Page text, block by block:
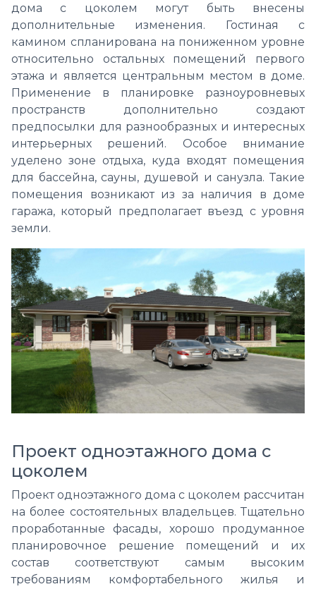
дома с цоколем могут быть внесены
дополнительные изменения. Гостиная с
камином спланирована на пониженном уровне
относительно остальных помещений первого
этажа и является центральным местом в доме.
Применение в планировке разноуровневых
пространств дополнительно создают
предпосылки для разнообразных и интересных
интерьерных решений. Особое внимание
уделено зоне отдыха, куда входят помещения
для бассейна, сауны, душевой и санузла. Такие
помещения возникают из за наличия в доме
гаража, который предполагает въезд с уровня
земли.
Проект одноэтажного дома с
цоколем
Проект одноэтажного дома с цоколем рассчитан
на более состоятельных владельцев. Тщательно
проработанные фасады, хорошо продуманное
планировочное решение помещений и их
состав соответствуют самым высоким
требованиям комфортабельного жилья и